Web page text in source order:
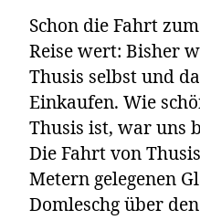
Schon die Fahrt
Reise wert: Bisher
Thusis selbst und
Einkaufen. Wie
Thusis ist, war uns
Die Fahrt von
Metern gelegenen
Domleschg über